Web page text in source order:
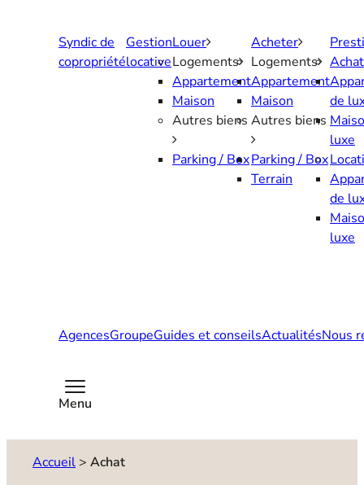
Syndic de
copropriété
Gestion
locative
Louer
Logements
Appartement
Maison
Autres biens
Parking / Box
Acheter
Logements
Appartement
Maison
Autres biens
Parking / Box
Terrain
Achat
de
luxe
de
luxe
AgencesGroupeGuides et conseilsActualitésNous
Menu
Accueil > Achat